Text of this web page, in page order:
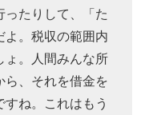
たりして、「た
よ。税収の範囲内
ょ。人間みんな所
、それを借金を
ね。これはもう